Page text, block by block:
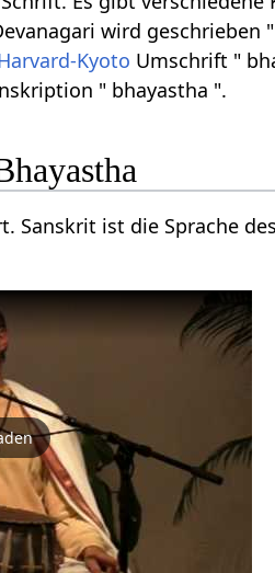
wird
Kyoto Umschrift "
" bhayastha ".
Sanskrit ist die Sprache